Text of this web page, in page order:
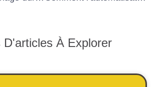
D'articles À Explorer